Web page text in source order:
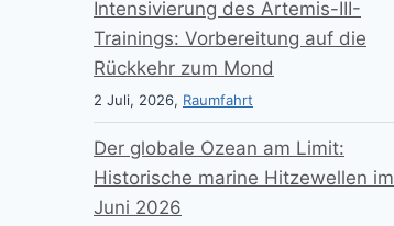
Intensivierung des Artemis-III-
Trainings: Vorbereitung auf die
Rückkehr zum Mond
2 Juli, 2026, Raumfahrt
Der globale Ozean am Limit:
Historische marine Hitzewellen im
Juni 2026